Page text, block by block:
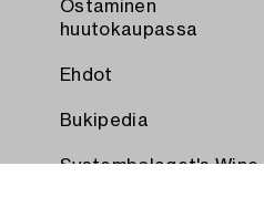
Ostaminen
huutokaupassa
Ehdot
Bukipedia
Systembolaget's Wine